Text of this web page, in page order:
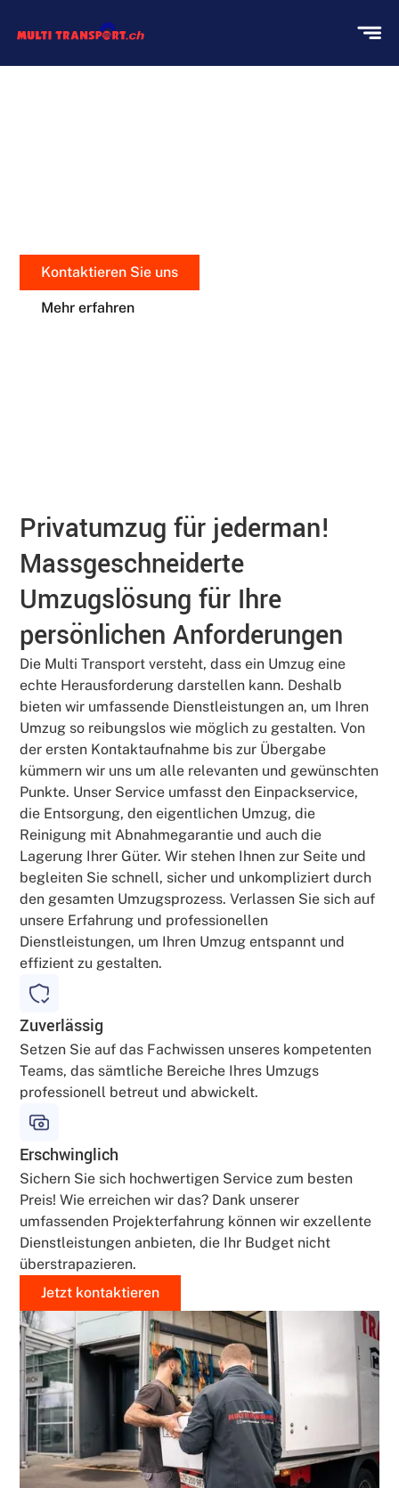
Kontaktieren Sie uns
Mehr erfahren
Privatumzug für jederman!
Massgeschneiderte
Umzugslösung für Ihre
persönlichen Anforderungen
Die Multi Transport versteht, dass ein Umzug eine
echte Herausforderung darstellen kann. Deshalb
bieten wir umfassende Dienstleistungen an, um Ihren
Umzug so reibungslos wie möglich zu gestalten. Von
der ersten Kontaktaufnahme bis zur Übergabe
kümmern wir uns um alle relevanten und gewünschten
Punkte. Unser Service umfasst den Einpackservice,
die Entsorgung, den eigentlichen Umzug, die
Reinigung mit Abnahmegarantie und auch die
Lagerung Ihrer Güter. Wir stehen Ihnen zur Seite und
begleiten Sie schnell, sicher und unkompliziert durch
den gesamten Umzugsprozess. Verlassen Sie sich auf
unsere Erfahrung und professionellen
Dienstleistungen, um Ihren Umzug entspannt und
effizient zu gestalten.
Zuverlässig
Setzen Sie auf das Fachwissen unseres kompetenten
Teams, das sämtliche Bereiche Ihres Umzugs
professionell betreut und abwickelt.
Erschwinglich
Sichern Sie sich hochwertigen Service zum besten
Preis! Wie erreichen wir das? Dank unserer
umfassenden Projekterfahrung können wir exzellente
Dienstleistungen anbieten, die Ihr Budget nicht
überstrapazieren.
Jetzt kontaktieren